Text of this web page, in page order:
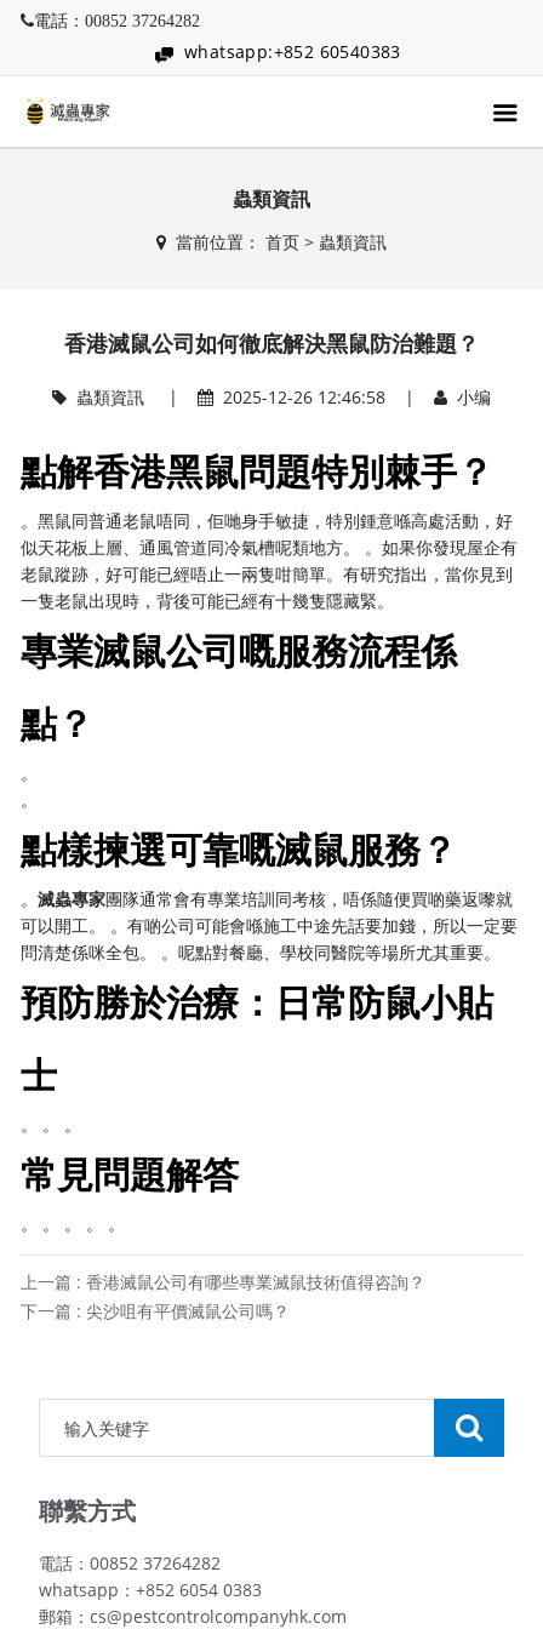
電話：00852 37264282
whatsapp:+852 60540383
蟲類資訊
當前位置： 首页> 蟲類資訊
香港滅鼠公司如何徹底解決黑鼠防治難題？
蟲類資訊| 2025-12-26 12:46:58 | 小编
點解香港黑鼠問題特別棘手？
。黑鼠同普通老鼠唔同，佢哋身手敏捷，特別鍾意喺高處活動，好
似天花板上層、通風管道同冷氣槽呢類地方。 。如果你發現屋企有
老鼠蹤跡，好可能已經唔止一兩隻咁簡單。有研究指出，當你見到
一隻老鼠出現時，背後可能已經有十幾隻隱藏緊。
專業滅鼠公司嘅服務流程係
點？
。
。
點樣揀選可靠嘅滅鼠服務？
。滅蟲專家團隊通常會有專業培訓同考核，唔係隨便買啲藥返嚟就
可以開工。 。有啲公司可能會喺施工中途先話要加錢，所以一定要
問清楚係咪全包。 。呢點對餐廳、學校同醫院等場所尤其重要。
預防勝於治療：日常防鼠小貼
士
。 。 。
常見問題解答
。 。 。 。 。
上一篇 : 香港滅鼠公司有哪些專業滅鼠技術值得咨詢？
下一篇 : 尖沙咀有平價滅鼠公司嗎？
聯繫方式
電話：00852 37264282
whatsapp：+852 6054 0383
郵箱：cs@pestcontrolcompanyhk.com